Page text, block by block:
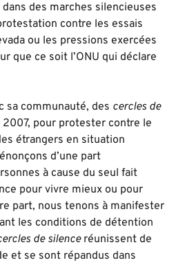
des marches silencieuses
contre les essais
ou les pressions exercées
que ce soit l’ONU qui déclare
sa communauté, des cercles de
pour protester contre le
étrangers en situation
d’une part
à cause du seul fait
pour vivre mieux ou pour
part, nous tenons à manifester
les conditions de détention
de silenceréunissent de
et se sont répandus dans